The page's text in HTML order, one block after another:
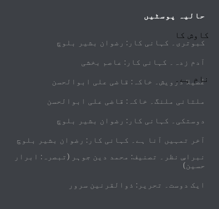
حالیہ پوسٹیں
کبوتری۔ کہانی کار: رضوان بشیر بلوچ
آدم زدہ۔ کہانی کار: عاصم بخشی
غُصیلا درویش۔ خاکہ: قاضی علی ابوالحسن
ملتانی ملنگ۔ خاکہ: قاضی علی ابوالحسن
دوستکی۔ کہانی کار: رضوان بشیر بلوچ
آخر تمہیں آنا ہے۔ کہانی کار: رضوان بشیر بلوچ
نبراسِ نظر۔ تصنیف: محمد دین جوہر (تبصرہ: ابرار
حسین)
ایک دوست۔ تحریر: ذوالقرنین سرور